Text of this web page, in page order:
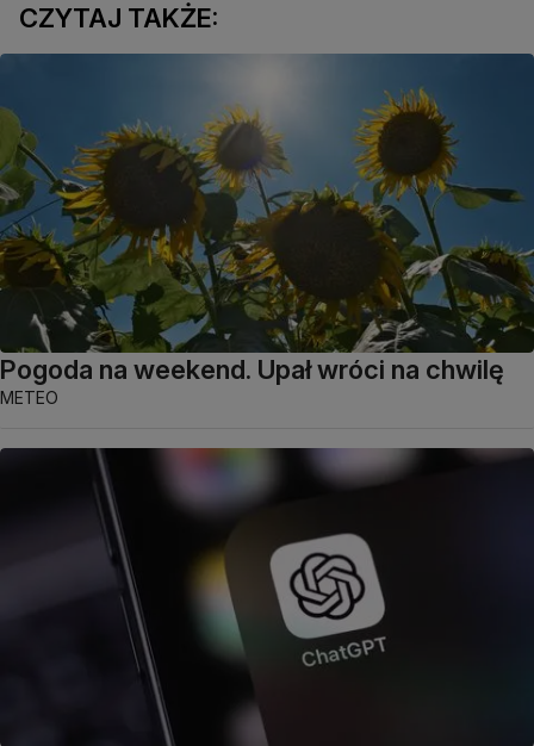
CZYTAJ TAKŻE:
Pogoda na weekend. Upał wróci na chwilę
METEO